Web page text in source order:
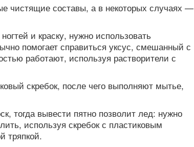
чистящие составы, а в некоторых случаях —
и краску, нужно использовать
помогает справиться уксус, смешанный с
работают, используя растворители с
скребок, после чего выполняют мытье,
тогда вывести пятно позволит лед: нужно
используя скребок с пластиковым
тряпкой.